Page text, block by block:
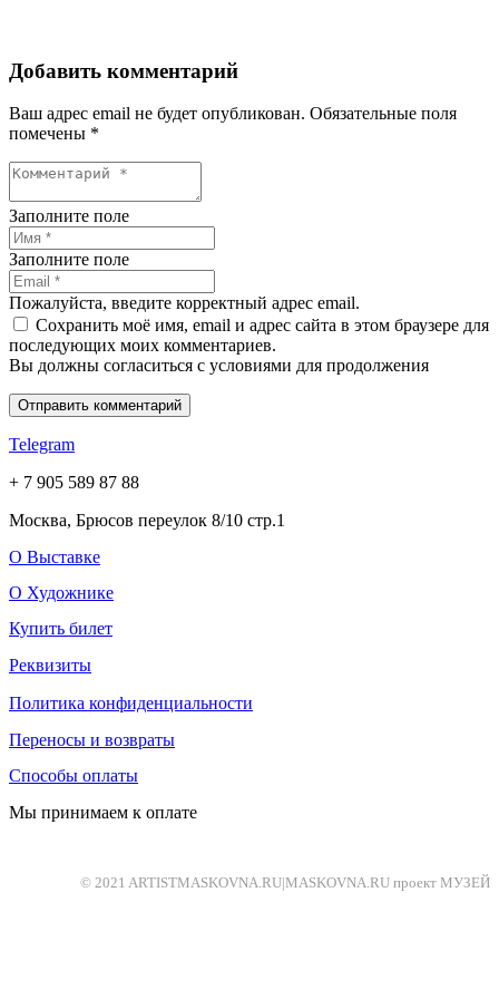
Добавить комментарий
Ваш адрес email не будет опубликован. Обязательные поля
помечены *
Заполните поле
Заполните поле
Пожалуйста, введите корректный адрес email.
Сохранить моё имя, email и адрес сайта в этом браузере для
последующих моих комментариев.
Вы должны согласиться с условиями для продолжения
Отправить комментарий
Telegram
+ 7 905 589 87 88
Москва, Брюсов переулок 8/10 стр.1
О Выставке
О Художнике
Купить билет
Реквизиты
Политика конфиденциальности
Переносы и возвраты
Способы оплаты
Мы принимаем к оплате
© 2021 ARTISTMASKOVNA.RU|MASKOVNA.RU проект МУЗЕЙ